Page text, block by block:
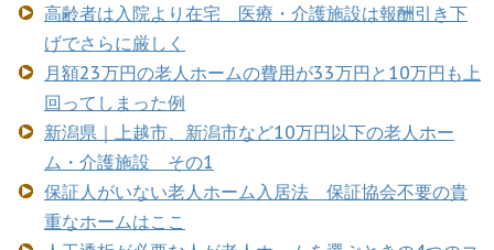
高齢者は入院より在宅 医療・介護施設は報酬引き下
げでさらに厳しく
月額23万円の老人ホームの費用が33万円と10万円も上
回ってしまった例
新潟県｜上越市、新潟市など10万円以下の老人ホー
ム・介護施設 その1
保証人がいない老人ホーム入居法 保証協会不要の貴
重なホームはここ